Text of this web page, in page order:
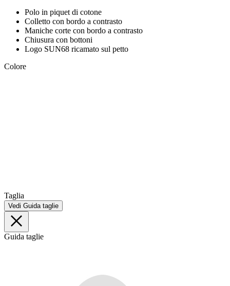
Polo in piquet di cotone
Colletto con bordo a contrasto
Maniche corte con bordo a contrasto
Chiusura con bottoni
Logo SUN68 ricamato sul petto
Colore
Taglia
Vedi Guida taglie
Guida taglie